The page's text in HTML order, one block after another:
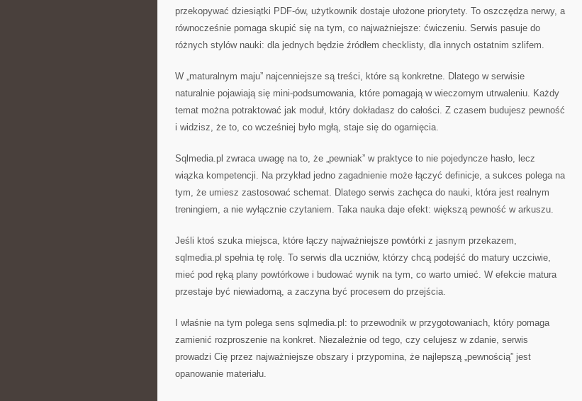
przekopywać dziesiątki PDF-ów, użytkownik dostaje ułożone priorytety. To oszczędza nerwy, a
równocześnie pomaga skupić się na tym, co najważniejsze: ćwiczeniu. Serwis pasuje do
różnych stylów nauki: dla jednych będzie źródłem checklisty, dla innych ostatnim szlifem.
W „maturalnym maju” najcenniejsze są treści, które są konkretne. Dlatego w serwisie
naturalnie pojawiają się mini-podsumowania, które pomagają w wieczornym utrwaleniu. Każdy
temat można potraktować jak moduł, który dokładasz do całości. Z czasem budujesz pewność
i widzisz, że to, co wcześniej było mgłą, staje się do ogarnięcia.
Sqlmedia.pl zwraca uwagę na to, że „pewniak” w praktyce to nie pojedyncze hasło, lecz
wiązka kompetencji. Na przykład jedno zagadnienie może łączyć definicje, a sukces polega na
tym, że umiesz zastosować schemat. Dlatego serwis zachęca do nauki, która jest realnym
treningiem, a nie wyłącznie czytaniem. Taka nauka daje efekt: większą pewność w arkuszu.
Jeśli ktoś szuka miejsca, które łączy najważniejsze powtórki z jasnym przekazem,
sqlmedia.pl spełnia tę rolę. To serwis dla uczniów, którzy chcą podejść do matury uczciwie,
mieć pod ręką plany powtórkowe i budować wynik na tym, co warto umieć. W efekcie matura
przestaje być niewiadomą, a zaczyna być procesem do przejścia.
I właśnie na tym polega sens sqlmedia.pl: to przewodnik w przygotowaniach, który pomaga
zamienić rozproszenie na konkret. Niezależnie od tego, czy celujesz w zdanie, serwis
prowadzi Cię przez najważniejsze obszary i przypomina, że najlepszą „pewnością” jest
opanowanie materiału.